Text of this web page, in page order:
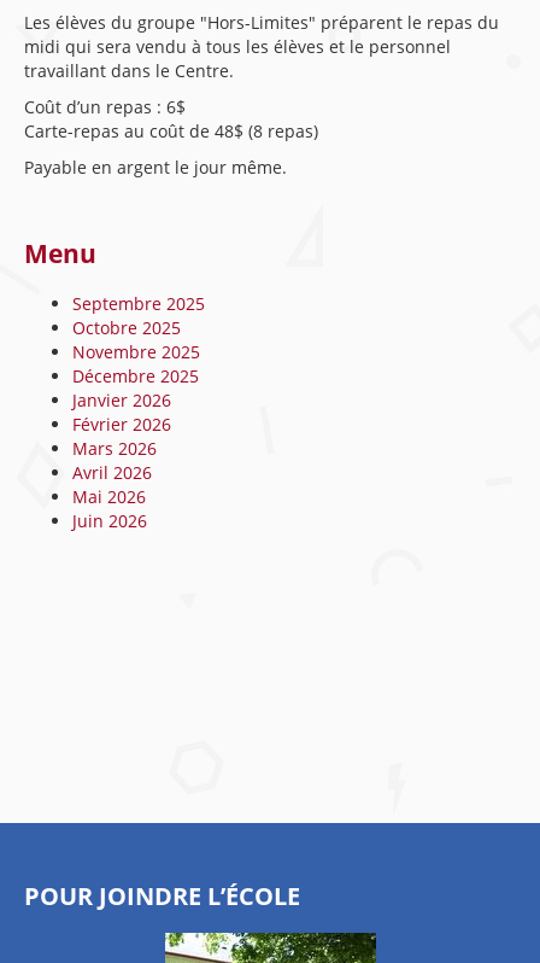
Les élèves du groupe "Hors-Limites" préparent le repas du
midi qui sera vendu à tous les élèves et le personnel
travaillant dans le Centre.
Coût d’un repas : 6$
Carte-repas au coût de 48$ (8 repas)
Payable en argent le jour même.
Menu
Septembre 2025
Octobre 2025
Novembre 2025
Décembre 2025
Janvier 2026
Février 2026
Mars 2026
Avril 2026
Mai 2026
Juin 2026
POUR JOINDRE L’ÉCOLE